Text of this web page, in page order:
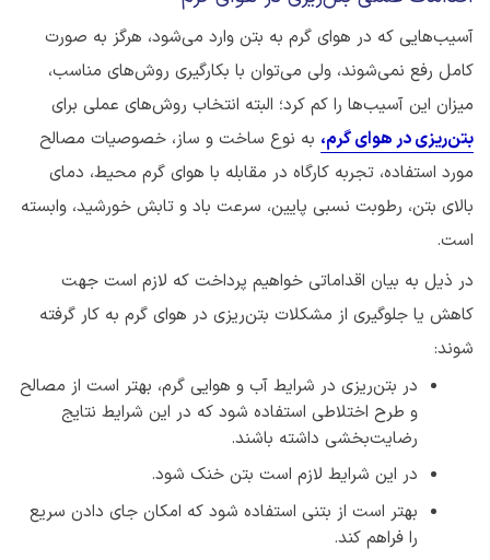
آسیب‌هایی که در هوای گرم به بتن وارد می‌شود، هرگز به صورت
کامل رفع نمی‌شوند، ولی می‌توان با بکارگیری روش‌های مناسب،
میزان این آسیب‌ها را کم کرد؛ البته انتخاب روش‌های عملی برای
بتن‌ریزی در هوای گرم، به نوع ساخت و ساز، خصوصیات مصالح
مورد استفاده، تجربه کارگاه در مقابله با هوای گرم محیط، دمای
بالای بتن، رطوبت نسبی پایین، سرعت باد و تابش خورشید، وابسته
است.
در ذیل به بیان اقداماتی خواهیم پرداخت که لازم است جهت
کاهش یا جلوگیری از مشکلات بتن‌ریزی در هوای گرم به کار گرفته
شوند:
در بتن‌ریزی در شرایط آب و هوایی گرم، بهتر است از مصالح
و طرح اختلاطی استفاده شود که در این شرایط نتایج
رضایت‌بخشی داشته باشند.
در این شرایط لازم است بتن خنک شود.
بهتر است از بتنی استفاده شود که امکان جای دادن سریع
را فراهم کند.